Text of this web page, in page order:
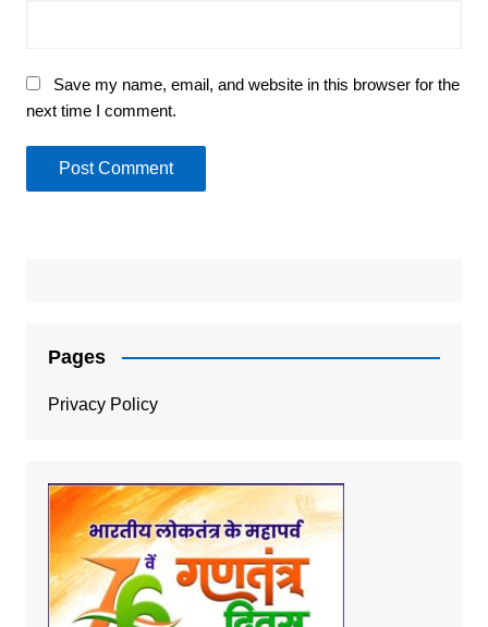
Save my name, email, and website in this browser for the
next time I comment.
Pages
Privacy Policy